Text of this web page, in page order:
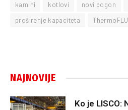
kamini
kotlovi novi pogon
proširenje kapaciteta
NAJNOVIJE
Ko je LISCO: